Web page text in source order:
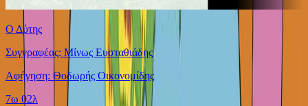
Ο Δύτης
Συγγραφέας: Μίνως Ευσταθιάδης
Αφήγηση: Θοδωρής Οικονομίδης
7ω 02λ